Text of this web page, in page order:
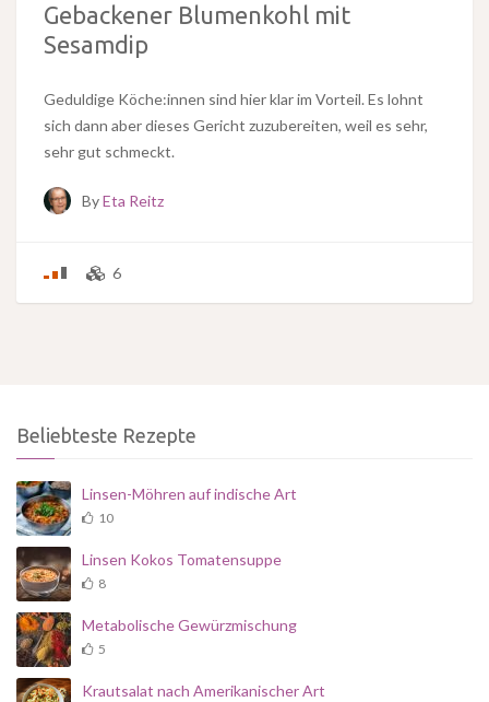
Gebackener Blumenkohl mit
Sesamdip
Geduldige Köche:innen sind hier klar im Vorteil. Es lohnt
sich dann aber dieses Gericht zuzubereiten, weil es sehr,
sehr gut schmeckt.
ByEta Reitz
6
Beliebteste Rezepte
Linsen-Möhren auf indische Art
10
Linsen Kokos Tomatensuppe
8
Metabolische Gewürzmischung
5
Krautsalat nach Amerikanischer Art